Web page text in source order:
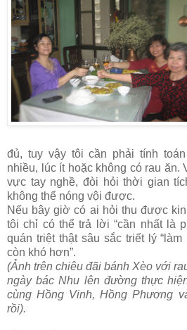
đủ, tuy vậy tôi cần phải tính
nhiều, lúc ít hoặc không có rau ăn.
vực tay nghề, đòi hỏi thời gian
không thể nóng vội được.
Nếu bây giờ có ai hỏi thu được
tôi chỉ có thể trả lời “cần nhất là
quán triệt thật sâu sắc triết lý
còn khó hơn”.
(Ảnh trên chiêu đãi bánh Xèo với
ngày bác Nhu lên đường thực
cùng Hồng Vinh, Hồng Phương
rồi).